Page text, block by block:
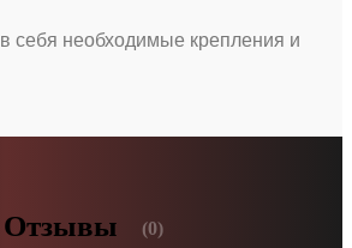
себя необходимые крепления и
Отзывы (0)